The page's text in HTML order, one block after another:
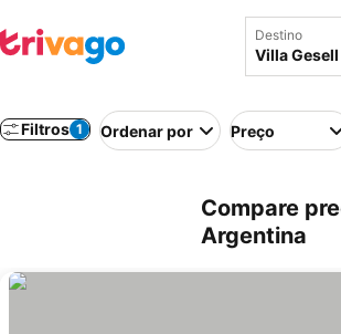
Destino
Filtros 1 Ordenar por Preço
Compare
Argentina